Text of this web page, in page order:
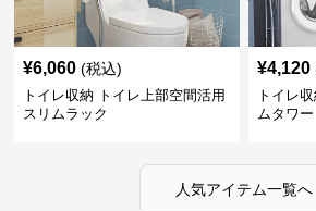
¥6,060 (税込)
トイレ収納 トイレ上部空間活用
スリムラック
¥4,120
トイレ
ムタワー
人気アイテム一覧へ